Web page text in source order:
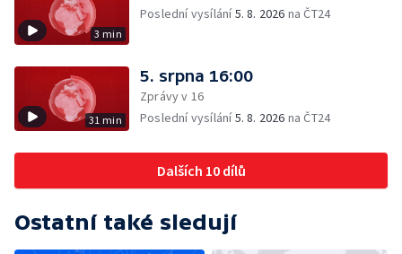
3 min
Poslední vysílání5. 8. 2026 na ČT24
31 min
5. srpna 16:00
Zprávy v 16
Poslední vysílání5. 8. 2026 na ČT24
Dalších 10 dílů
Ostatní také sledují